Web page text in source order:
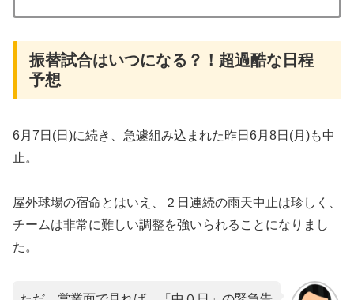
振替試合はいつになる？！超過酷な日程
予想
​​6月7日(日)に続き、急遽組み込まれた昨日6月8日(月)も中
止。
屋外球場の宿命とはいえ、２日連続の雨天中止は珍しく、
チームは非常に難しい調整を強いられることになりまし
た。